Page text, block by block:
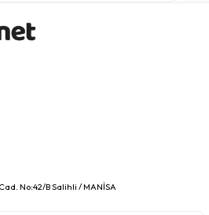
No:42/B Salihli / MANİSA